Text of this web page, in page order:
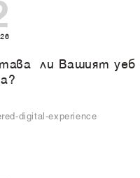
ли Вашият уеб
digital-experience